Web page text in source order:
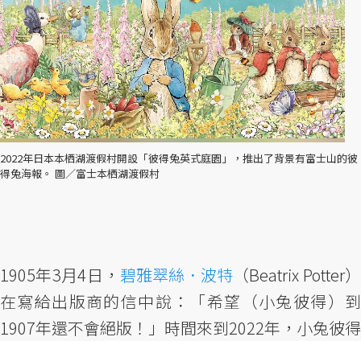
2022年日本本栖湖渡假村開設「彼得兔英式庭園」，推出了背景有富士山的彼
得兔海報。 圖／富士本栖湖渡假村
1905年3月4日， 碧雅翠絲．波特（Beatrix Potter）
在寫給出版商的信中說：「希望（小兔彼得）到
1907年還不會絕版！」時間來到2022年，小兔彼得